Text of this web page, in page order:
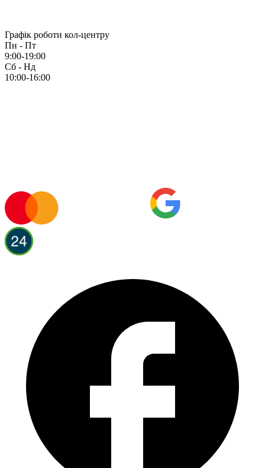
Графік роботи кол-центру
Пн - Пт
9:00-19:00
Сб - Нд
10:00-16:00